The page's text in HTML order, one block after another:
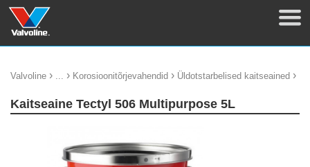
Valvoline › ... › Korosioonitõrjevahendid › Üldotstarbelised kaitseained ›
Kaitseaine Tectyl 506 Multipurpose 5L